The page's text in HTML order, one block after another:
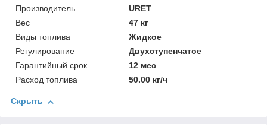
Производитель
URET
Вес
47 кг
Виды топлива
Жидкое
Регулирование
Двухступенчатое
Гарантийный срок
12 мес
Расход топлива
50.00 кг/ч
Скрыть